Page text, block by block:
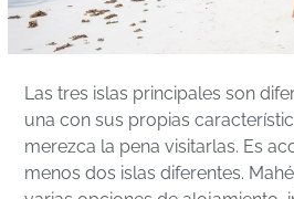
Las tres islas principales son
una con sus propias
merezca la pena visitarlas. Es
menos dos islas diferentes.